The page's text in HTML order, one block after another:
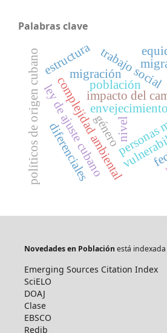
Palabras clave
complejidad ambiental
impacto del
población
trabajo social
envejecimiento
género
ley de ajuste cubano
políticos de origen cubanodiferenciales
estructura
nivel
migración
Novedades en Poblaciónestá indexada
Emerging Sources Citation Index
SciELO
DOAJ
Clase
EBSCO
Redib